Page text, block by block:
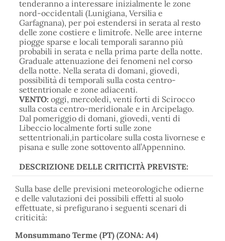
tenderanno a interessare inizialmente le zone
nord-occidentali (Lunigiana, Versilia e
Garfagnana), per poi estendersi in serata al resto
delle zone costiere e limitrofe. Nelle aree interne
piogge sparse e locali temporali saranno più
probabili in serata e nella prima parte della notte.
Graduale attenuazione dei fenomeni nel corso
della notte. Nella serata di domani, giovedì,
possibilità di temporali sulla costa centro-
settentrionale e zone adiacenti.
VENTO: oggi, mercoledì, venti forti di Scirocco
sulla costa centro-meridionale e in Arcipelago.
Dal pomeriggio di domani, giovedì, venti di
Libeccio localmente forti sulle zone
settentrionali,in particolare sulla costa livornese e
pisana e sulle zone sottovento all’Appennino.
DESCRIZIONE DELLE CRITICITÀ PREVISTE:
Sulla base delle previsioni meteorologiche odierne
e delle valutazioni dei possibili effetti al suolo
effettuate, si prefigurano i seguenti scenari di
criticità:
Monsummano Terme (PT) (ZONA: A4)